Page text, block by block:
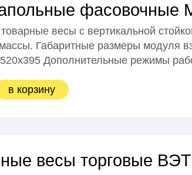
фасовочные
весы с вертикальной
массы. Габаритные размеры
Дополнительные режимы работы:
в корзину
весы торговые